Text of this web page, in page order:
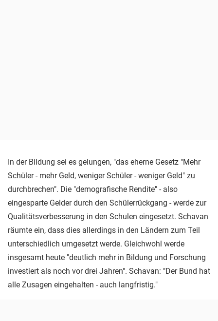
In der Bildung sei es gelungen, "das eherne Gesetz "Mehr
Schüler - mehr Geld, weniger Schüler - weniger Geld" zu
durchbrechen". Die "demografische Rendite" - also
eingesparte Gelder durch den Schülerrückgang - werde zur
Qualitätsverbesserung in den Schulen eingesetzt. Schavan
räumte ein, dass dies allerdings in den Ländern zum Teil
unterschiedlich umgesetzt werde. Gleichwohl werde
insgesamt heute "deutlich mehr in Bildung und Forschung
investiert als noch vor drei Jahren". Schavan: "Der Bund hat
alle Zusagen eingehalten - auch langfristig."